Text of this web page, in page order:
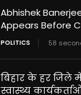
Abhishek
Appears Before
POLITICS 58
बिहार के हर जिले
स्वास्थ्य